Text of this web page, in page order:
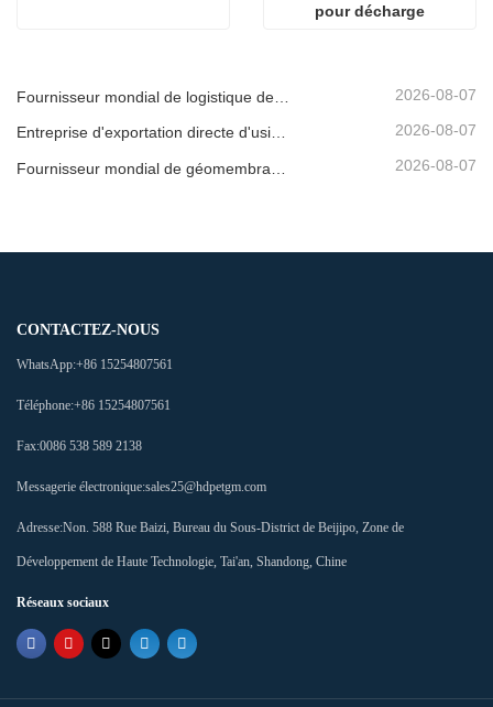
pour décharge
2026-08-07
Entreprise d'exportation directe d'usine de géomembrane 2026-08-07
2026-08-07
CONTACTEZ-NOUS
WhatsApp:+86 15254807561
Téléphone:+86 15254807561
Fax:0086 538 589 2138
Messagerie électronique:sales25@hdpetgm.com
Adresse:Non. 588 Rue Baizi, Bureau du Sous-District de Beijipo, Zone de
Développement de Haute Technologie, Tai'an, Shandong, Chine
Réseaux sociaux